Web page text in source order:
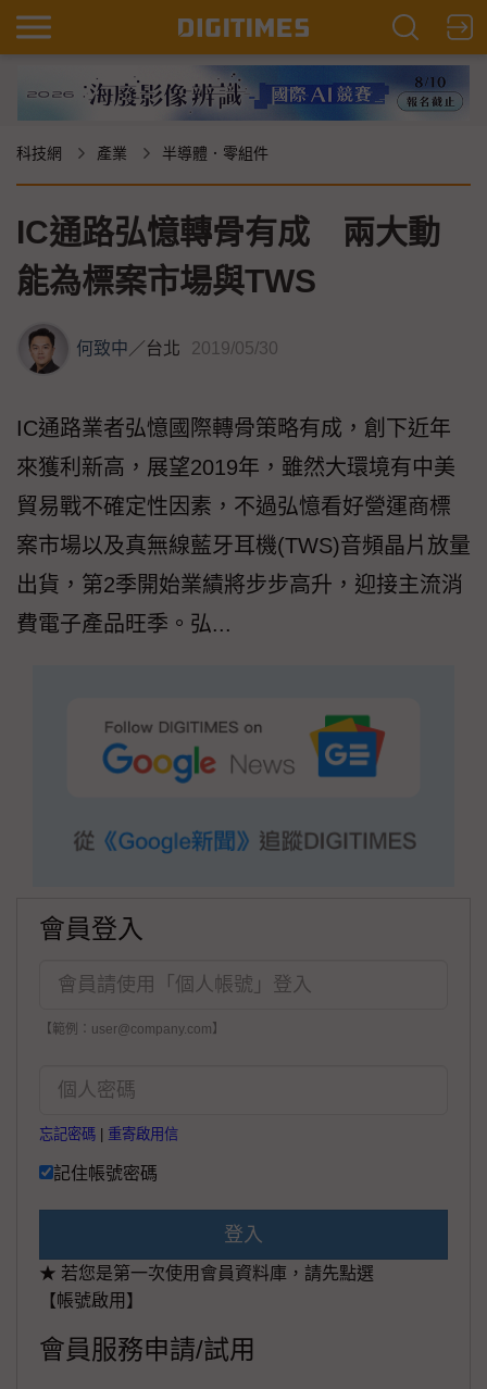
科技網 產業 半導體．零組件
IC通路弘憶轉骨有成 兩大動
能為標案市場與TWS
何致中／台北 2019/05/30
IC通路業者弘憶國際轉骨策略有成，創下近年
來獲利新高，展望2019年，雖然大環境有中美
貿易戰不確定性因素，不過弘憶看好營運商標
案市場以及真無線藍牙耳機(TWS)音頻晶片放量
出貨，第2季開始業績將步步高升，迎接主流消
費電子產品旺季。弘...
會員登入
【範例：user@company.com】
忘記密碼 重寄啟用信
記住帳號密碼
登入
★ 若您是第一次使用會員資料庫，請先點選
【帳號啟用】
會員服務申請/試用